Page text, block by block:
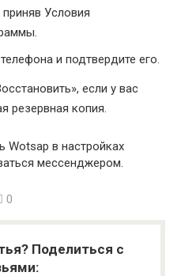
приняв Условия
и подтвердите его.
если у вас
резервная копия.
Wotsap в настройках
мессенджером.
0
Поделиться с